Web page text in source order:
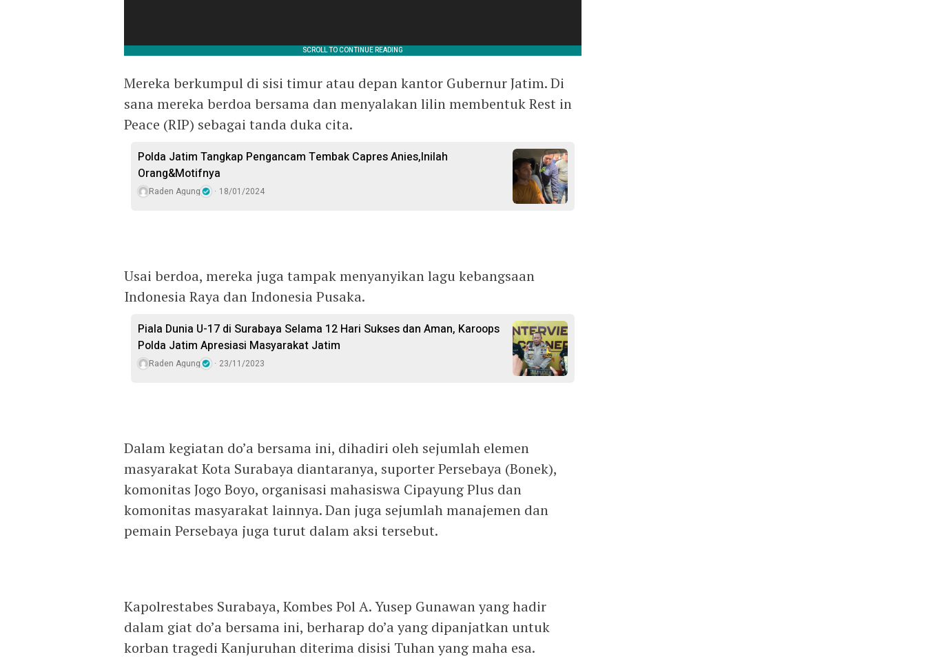
Mereka berkumpul di sisi timur atau depan kantor Gubernur Jatim. Di
sana mereka berdoa bersama dan menyalakan lilin membentuk Rest in
Peace (RIP) sebagai tanda duka cita.
Polda Jatim Tangkap Pengancam Tembak Capres Anies,Inilah
Orang&Motifnya
Raden Agung 18/01/2024
Usai berdoa, mereka juga tampak menyanyikan lagu kebangsaan
Indonesia Raya dan Indonesia Pusaka.
Piala Dunia U-17 di Surabaya Selama 12 Hari Sukses dan Aman, Karoops
Polda Jatim Apresiasi Masyarakat Jatim
Raden Agung 23/11/2023
Dalam kegiatan do’a bersama ini, dihadiri oleh sejumlah elemen
masyarakat Kota Surabaya diantaranya, suporter Persebaya (Bonek),
komonitas Jogo Boyo, organisasi mahasiswa Cipayung Plus dan
komonitas masyarakat lainnya. Dan juga sejumlah manajemen dan
pemain Persebaya juga turut dalam aksi tersebut.
Kapolrestabes Surabaya, Kombes Pol A. Yusep Gunawan yang hadir
dalam giat do’a bersama ini, berharap do’a yang dipanjatkan untuk
korban tragedi Kanjuruhan diterima disisi Tuhan yang maha esa.